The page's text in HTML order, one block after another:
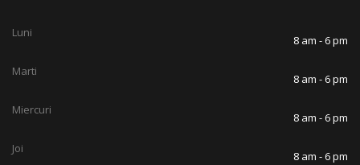
Luni
8 am - 6 pm
Marti
8 am - 6 pm
Miercuri
8 am - 6 pm
Joi
8 am - 6 pm